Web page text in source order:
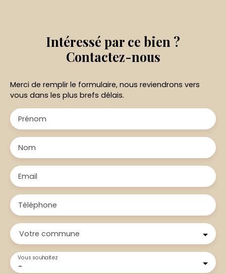
Intéressé par ce bien ?
Contactez-nous
Merci de remplir le formulaire, nous reviendrons vers
vous dans les plus brefs délais.
Prénom
Nom
Email
Téléphone
Votre commune
-
Vous souhaitez